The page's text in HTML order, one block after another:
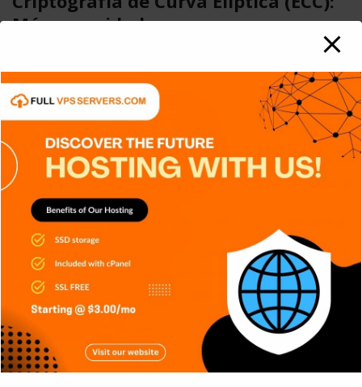
Más seguridad
APPS GENERAL
SERIES
SIN CATEGORÍA
SISTEMA OPERATIVO
TECH
TECNOLOGÍA